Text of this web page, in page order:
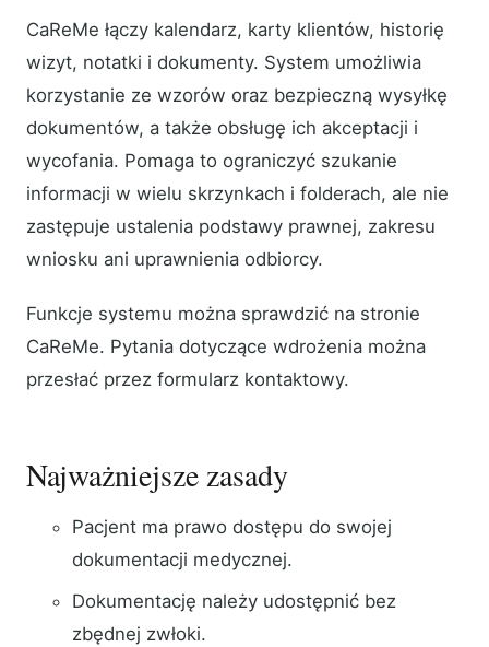
CaReMe łączy kalendarz, karty klientów, historię
wizyt, notatki i dokumenty. System umożliwia
korzystanie ze wzorów oraz bezpieczną wysyłkę
dokumentów, a także obsługę ich akceptacji i
wycofania. Pomaga to ograniczyć szukanie
informacji w wielu skrzynkach i folderach, ale nie
zastępuje ustalenia podstawy prawnej, zakresu
wniosku ani uprawnienia odbiorcy.
Funkcje systemu można sprawdzić na stronie
CaReMe. Pytania dotyczące wdrożenia można
przesłać przez formularz kontaktowy.
Najważniejsze zasady
Pacjent ma prawo dostępu do swojej
dokumentacji medycznej.
Dokumentację należy udostępnić bez
zbędnej zwłoki.